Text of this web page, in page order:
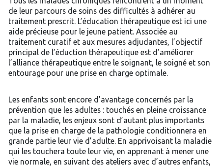
de leur parcours de soins des difficultés à adhérer au
traitement prescrit. L’éducation thérapeutique est ici une
aide précieuse pour le jeune patient. Associée au
traitement curatif et aux mesures adjudantes, l’objectif
principal de l’éduction thérapeutique est d’améliorer
l’alliance thérapeutique entre le soignant, le soigné et son
entourage pour une prise en charge optimale.
Les enfants sont encore d’avantage concernés par la
prévention que les adultes : touchés en pleine croissance
par la maladie, les enjeux sont d’autant plus importants
que la prise en charge de la pathologie conditionnera en
grande partie leur vie d’adulte. En apprivoisant la maladie
qui les touchera toute leur vie, en apprenant à mener une
vie normale, en suivant des ateliers avec d’autres enfants,